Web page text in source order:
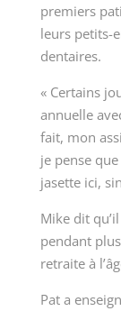
premiers
leurs petits-
dentaires.
« Certains
annuelle
fait, mon
je pense
jasette ici,
Mike dit
pendant
retraite à
Pat a